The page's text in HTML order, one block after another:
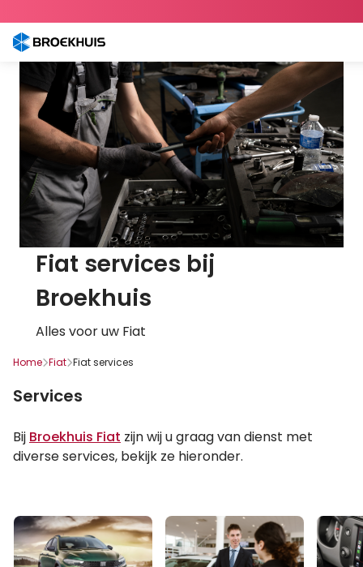
en
naar
inhoud
gaan
Fiat services bij
Broekhuis
Alles voor uw Fiat
Home Fiat Fiat services
Services
Bij Broekhuis Fiat zijn wij u graag van dienst met
diverse services, bekijk ze hieronder.